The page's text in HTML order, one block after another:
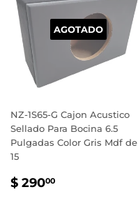
AGOTADO
NZ-1S65-G Cajon Acustico
Sellado Para Bocina 6.5
Pulgadas Color Gris Mdf de
15
PRECIO
$ 29000